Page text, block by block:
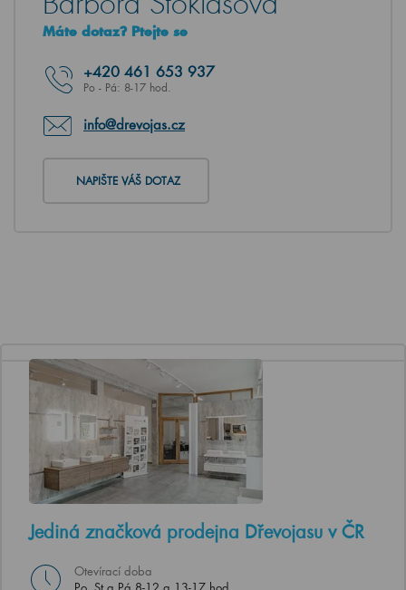
Máte dotaz? Ptejte se
+420 461 653 937
Po - Pá: 8-17 hod.
info@drevojas.cz
NAPIŠTE VÁŠ DOTAZ
Jediná značková prodejna Dřevojasu v ČR
Otevírací doba
Po, St a Pá 8-12 a 13-17 hod